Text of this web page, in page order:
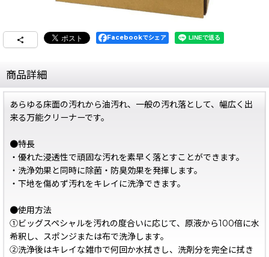
Facebookでシェア
商品詳細
あらゆる床面の汚れから油汚れ、一般の汚れ落として、幅広く出
来る万能クリーナーです。
●特長
・優れた浸透性で頑固な汚れを素早く落とすことができます。
・洗浄効果と同時に除菌・防臭効果を発揮します。
・下地を傷めず汚れをキレイに洗浄できます。
●使用方法
①ビッグスペシャルを汚れの度合いに応じて、原液から100倍に水
希釈し、スポンジまたは布で洗浄します。
②洗浄後はキレイな雑巾で何回か水拭きし、洗剤分を完全に拭き